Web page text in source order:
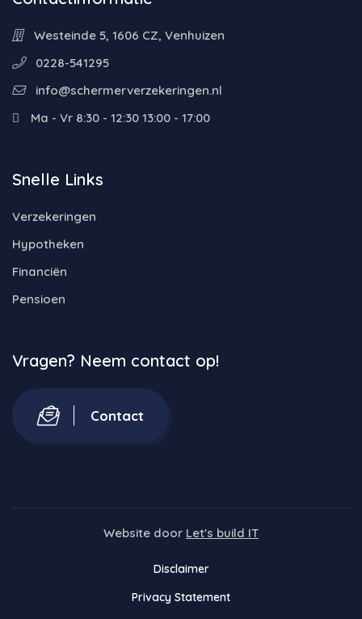
Westeinde 5, 1606 CZ, Venhuizen
0228-541295
info@schermerverzekeringen.nl
Ma - Vr 8:30 - 12:30 13:00 - 17:00
Snelle Links
Verzekeringen
Hypotheken
Financiën
Pensioen
Vragen? Neem contact op!
Contact
Website door Let's build IT
Disclaimer
Privacy Statement